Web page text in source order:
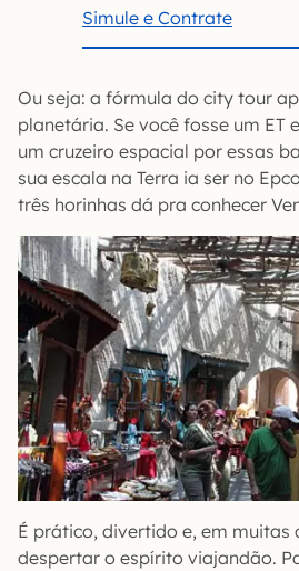
Simule e Contrate
Ou seja: a fórmula do city tour
planetária. Se você fosse um ET
um cruzeiro espacial por essas
sua escala na Terra ia ser no
três horinhas dá pra conhecer
É prático, divertido e, em muitas
despertar o espírito viajandão.